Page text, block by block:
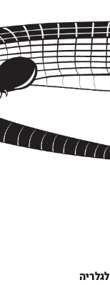
לגלריה